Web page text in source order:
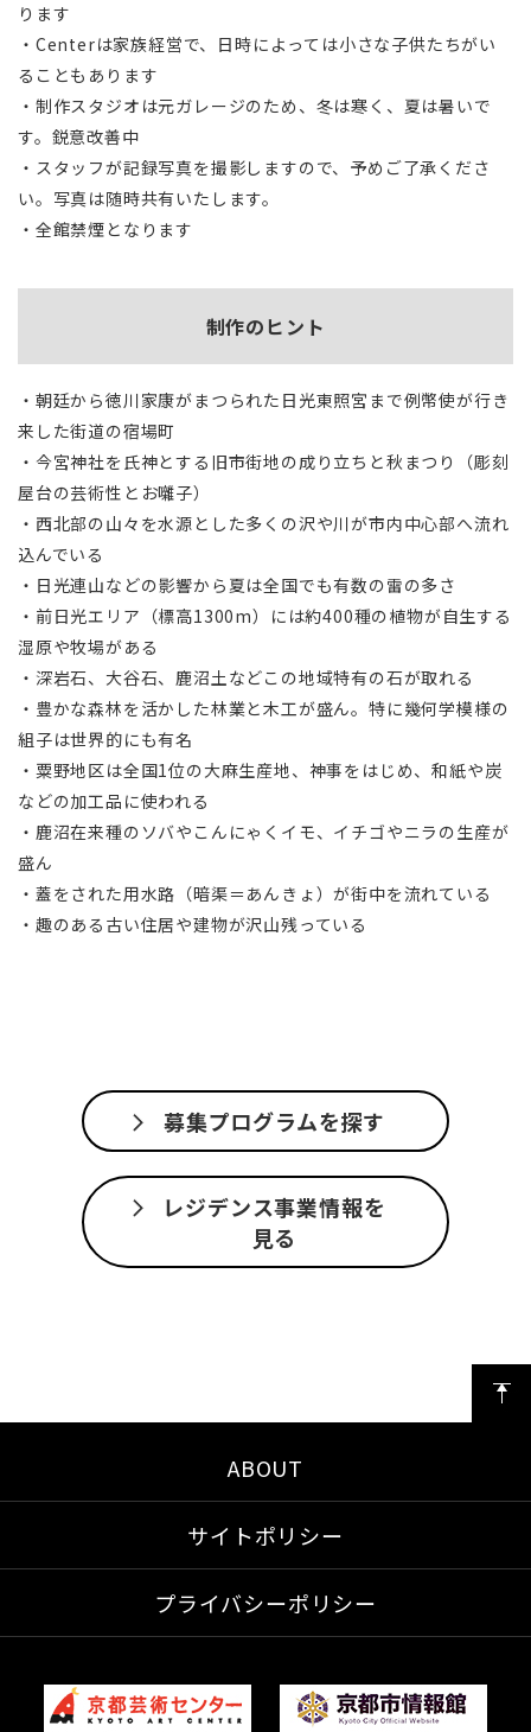
ります
・Centerは家族経営で、日時によっては小さな子供たちがい
ることもあります
・制作スタジオは元ガレージのため、冬は寒く、夏は暑いで
す。鋭意改善中
・スタッフが記録写真を撮影しますので、予めご了承くださ
い。写真は随時共有いたします。
・全館禁煙となります
制作のヒント
・朝廷から徳川家康がまつられた日光東照宮まで例幣使が行き
来した街道の宿場町
・今宮神社を氏神とする旧市街地の成り立ちと秋まつり（彫刻
屋台の芸術性とお囃子）
・西北部の山々を水源とした多くの沢や川が市内中心部へ流れ
込んでいる
・日光連山などの影響から夏は全国でも有数の雷の多さ
・前日光エリア（標高1300m）には約400種の植物が自生する
湿原や牧場がある
・深岩石、大谷石、鹿沼土などこの地域特有の石が取れる
・豊かな森林を活かした林業と木工が盛ん。特に幾何学模様の
組子は世界的にも有名
・粟野地区は全国1位の大麻生産地、神事をはじめ、和紙や炭
などの加工品に使われる
・鹿沼在来種のソバやこんにゃくイモ、イチゴやニラの生産が
盛ん
・蓋をされた用水路（暗渠＝あんきょ）が街中を流れている
・趣のある古い住居や建物が沢山残っている
募集プログラムを探す
レジデンス事業情報を
見る
ABOUT
サイトポリシー
プライバシーポリシー